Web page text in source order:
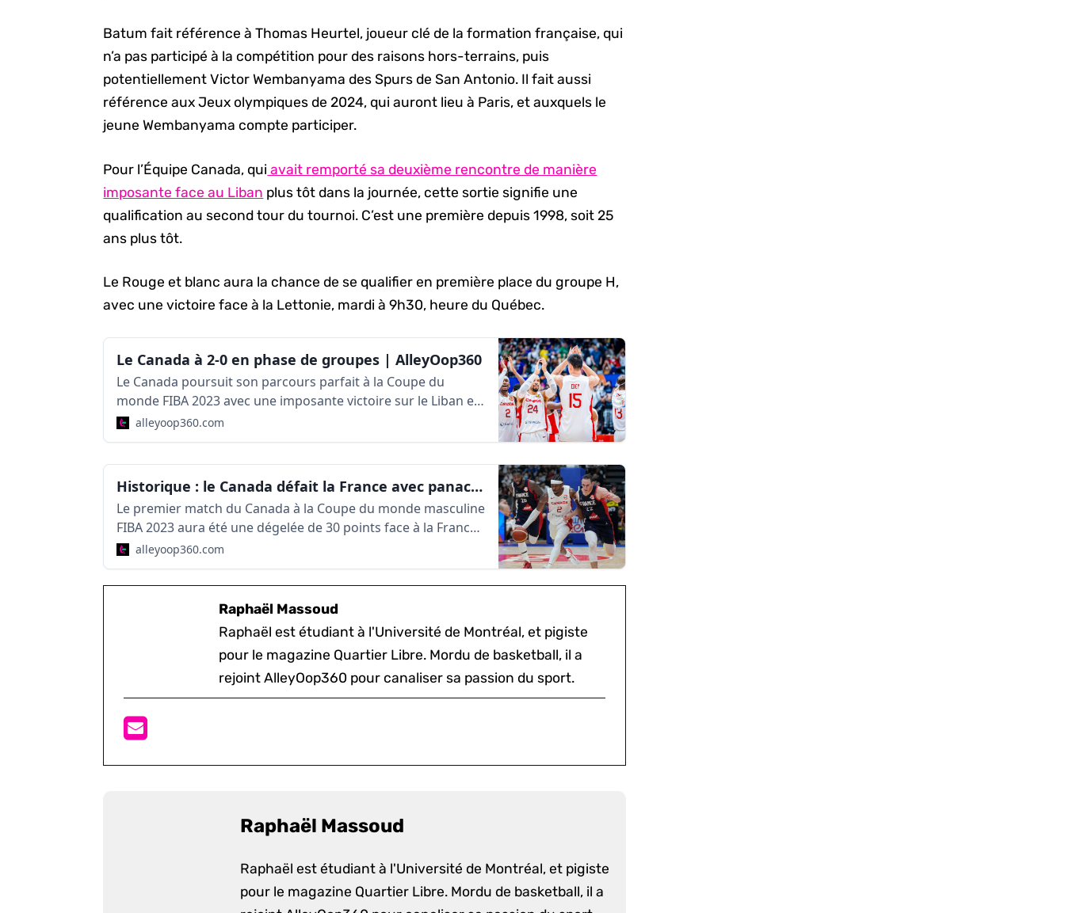
Batum fait référence à Thomas Heurtel, joueur clé de la formation française, qui
n’a pas participé à la compétition pour des raisons hors-terrains, puis
potentiellement Victor Wembanyama des Spurs de San Antonio. Il fait aussi
référence aux Jeux olympiques de 2024, qui auront lieu à Paris, et auxquels le
jeune Wembanyama compte participer.
Pour l’Équipe Canada, qui avait remporté sa deuxième rencontre de manière
imposante face au Liban plus tôt dans la journée, cette sortie signifie une
qualification au second tour du tournoi. C’est une première depuis 1998, soit 25
ans plus tôt.
Le Rouge et blanc aura la chance de se qualifier en première place du groupe H,
avec une victoire face à la Lettonie, mardi à 9h30, heure du Québec.
Le Canada à 2-0 en phase de groupes | AlleyOop360
Le Canada poursuit son parcours parfait à la Coupe du
monde FIBA 2023 avec une imposante victoire sur le Liban en
phase de groupes.
alleyoop360.com
Historique : le Canada défait la France avec panache | AlleyOop360
Le premier match du Canada à la Coupe du monde masculine
FIBA 2023 aura été une dégelée de 30 points face à la France,
classée cinquième au monde.
alleyoop360.com
Raphaël Massoud
Raphaël est étudiant à l'Université de Montréal, et pigiste
pour le magazine Quartier Libre. Mordu de basketball, il a
rejoint AlleyOop360 pour canaliser sa passion du sport.
Raphaël Massoud
Raphaël est étudiant à l'Université de Montréal, et pigiste
pour le magazine Quartier Libre. Mordu de basketball, il a